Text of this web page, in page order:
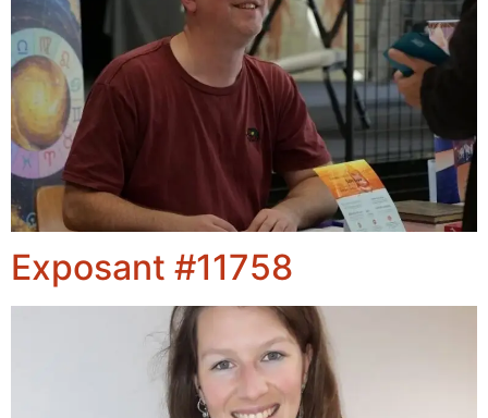
Exposant #11758